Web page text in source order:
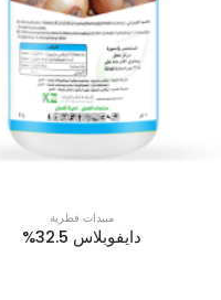
مبيدات فطرية
دايفوبلاس 32.5%